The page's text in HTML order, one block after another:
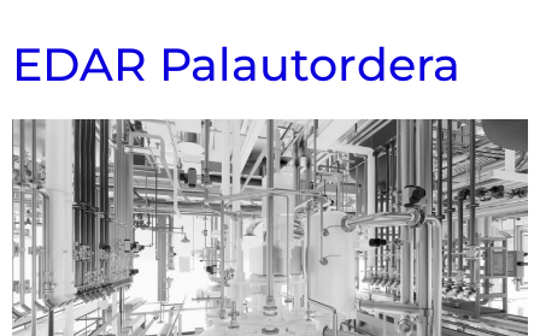
EDAR Palautordera